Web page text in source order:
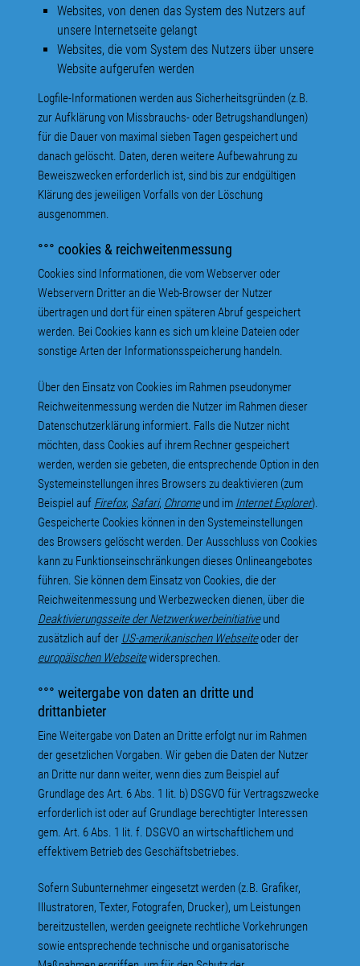
Websites, von denen das System des Nutzers auf
unsere Internetseite gelangt
Websites, die vom System des Nutzers über unsere
Website aufgerufen werden
Logfile-Informationen werden aus Sicherheitsgründen (z.B.
zur Aufklärung von Missbrauchs- oder Betrugshandlungen)
für die Dauer von maximal sieben Tagen gespeichert und
danach gelöscht. Daten, deren weitere Aufbewahrung zu
Beweiszwecken erforderlich ist, sind bis zur endgültigen
Klärung des jeweiligen Vorfalls von der Löschung
ausgenommen.
°°° cookies & reichweitenmessung
Cookies sind Informationen, die vom Webserver oder
Webservern Dritter an die Web-Browser der Nutzer
übertragen und dort für einen späteren Abruf gespeichert
werden. Bei Cookies kann es sich um kleine Dateien oder
sonstige Arten der Informationsspeicherung handeln.
Über den Einsatz von Cookies im Rahmen pseudonymer
Reichweitenmessung werden die Nutzer im Rahmen dieser
Datenschutzerklärung informiert. Falls die Nutzer nicht
möchten, dass Cookies auf ihrem Rechner gespeichert
werden, werden sie gebeten, die entsprechende Option in den
Systemeinstellungen ihres Browsers zu deaktivieren (zum
Beispiel auf Firefox, Safari, Chromeund im Internet Explorer).
Gespeicherte Cookies können in den Systemeinstellungen
des Browsers gelöscht werden. Der Ausschluss von Cookies
kann zu Funktionseinschränkungen dieses Onlineangebotes
führen. Sie können dem Einsatz von Cookies, die der
Reichweitenmessung und Werbezwecken dienen, über die
Deaktivierungsseite der Netzwerkwerbeinitiativeund
zusätzlich auf der US-amerikanischen Webseiteoder der
europäischen Webseitewidersprechen.
°°° weitergabe von daten an dritte und
drittanbieter
Eine Weitergabe von Daten an Dritte erfolgt nur im Rahmen
der gesetzlichen Vorgaben. Wir geben die Daten der Nutzer
an Dritte nur dann weiter, wenn dies zum Beispiel auf
Grundlage des Art. 6 Abs. 1 lit. b) DSGVO für Vertragszwecke
erforderlich ist oder auf Grundlage berechtigter Interessen
gem. Art. 6 Abs. 1 lit. f. DSGVO an wirtschaftlichem und
effektivem Betrieb des Geschäftsbetriebes.
Sofern Subunternehmer eingesetzt werden (z.B. Grafiker,
Illustratoren, Texter, Fotografen, Drucker), um Leistungen
bereitzustellen, werden geeignete rechtliche Vorkehrungen
sowie entsprechende technische und organisatorische